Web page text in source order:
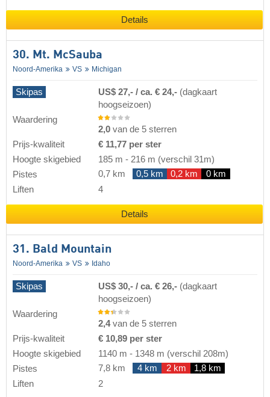
Details
30. Mt. McSauba
Noord-Amerika VS Michigan
Skipas US$ 27,- / ca. € 24,- (dagkaart
hoogseizoen)
Waardering
2,0 van de 5 sterren
Prijs-kwaliteit
€ 11,77 per ster
Hoogte skigebied
185 m - 216 m (verschil 31m)
Pistes
0,7 km 0,5 km 0,2 km
0 km
Liften
4
Details
31. Bald Mountain
Noord-Amerika VS Idaho
Skipas US$ 30,- / ca. € 26,- (dagkaart
hoogseizoen)
Waardering
2,4van de 5 sterren
Prijs-kwaliteit
€ 10,89 per ster
Hoogte skigebied
1140 m - 1348 m (verschil 208m)
Pistes
7,8 km 4 km 2 km
1,8 km
Liften
2